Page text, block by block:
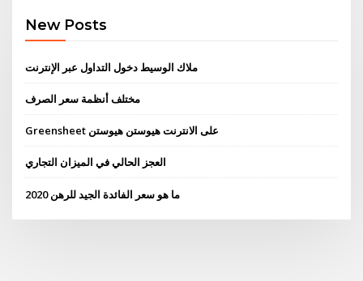
New Posts
ملاك الوسيط دخول التداول عبر الإنترنت
مختلف أنظمة سعر الصرف
Greensheet على الانترنت هيوستن هيوستن
العجز الحالي في الميزان التجاري
ما هو سعر الفائدة الجيد للرهن 2020